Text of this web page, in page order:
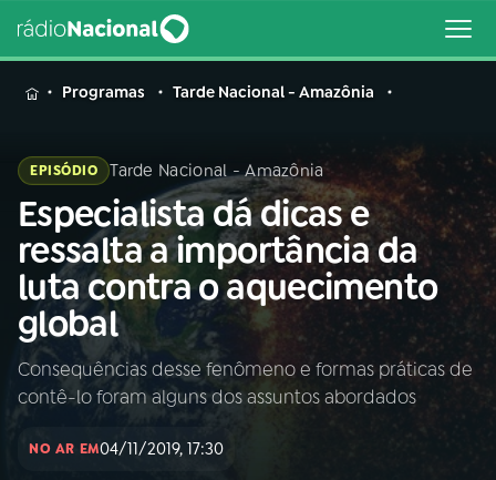
MENU
Buscar
na
Rádio
Nacional
Buscar
AO VIVO
01INÍCIO
Programas Tarde Nacional - Amazônia
EPISÓDIO Tarde Nacional - Amazônia
Especialista dá dicas e
ressalta a importância da
luta contra o aquecimento
global
Consequências desse fenômeno e formas práticas de
contê-lo foram alguns dos assuntos abordados
NO AR EM04/11/2019, 17:30